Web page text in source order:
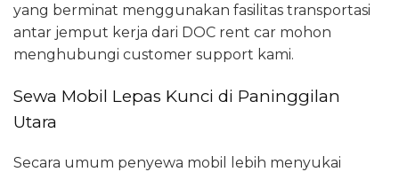
yang berminat menggunakan fasilitas transportasi
antar jemput kerja dari DOC rent car mohon
menghubungi customer support kami.
Sewa Mobil Lepas Kunci di Paninggilan
Utara
Secara umum penyewa mobil lebih menyukai